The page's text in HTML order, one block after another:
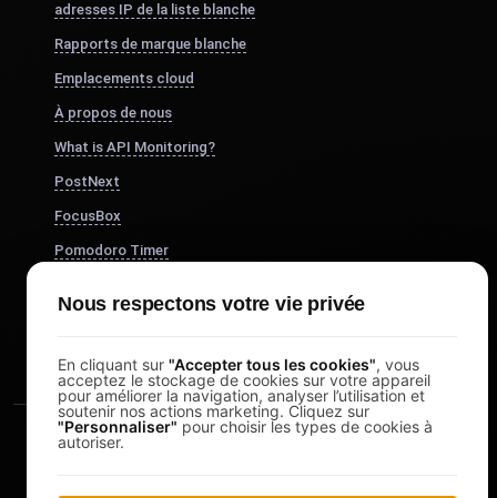
adresses IP de la liste blanche
Rapports de marque blanche
Emplacements cloud
À propos de nous
What is API Monitoring?
PostNext
FocusBox
Pomodoro Timer
Nous respectons votre vie privée
En cliquant sur "Accepter tous les cookies", vous
acceptez le stockage de cookies sur votre appareil
pour améliorer la navigation, analyser l’utilisation et
soutenir nos actions marketing. Cliquez sur
"Personnaliser" pour choisir les types de cookies à
autoriser.